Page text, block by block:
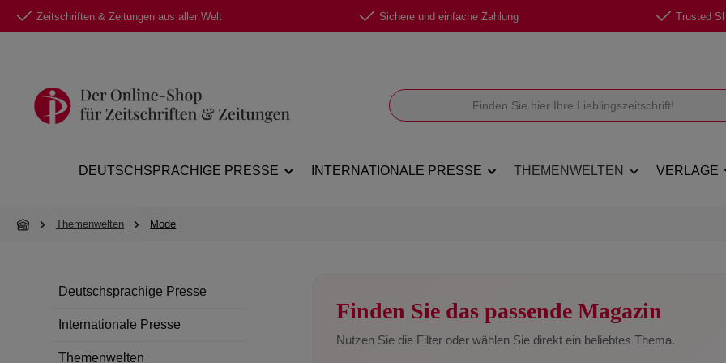
Hauptinhalt springen
Zur Suche springen
Zur Hauptnavigation springen
Zeitschriften & Zeitungen aus aller Welt Sichere und einfache Zahlung Trusted
DEUTSCHSPRACHIGE PRESSE INTERNATIONALE PRESSE THEMENWELTEN VERLAGE
Themenwelten Mode
Deutschsprachige Presse
Internationale Presse
Themenwelten
Finden Sie das passende Magazin
Nutzen Sie die Filter oder wählen Sie direkt ein beliebtes Thema.